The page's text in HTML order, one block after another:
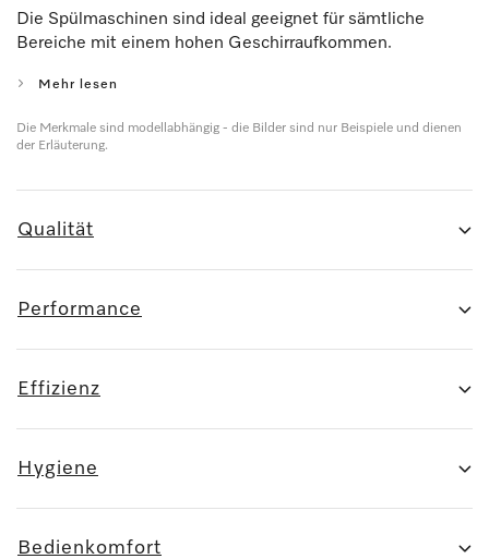
Die Spülmaschinen sind ideal geeignet für sämtliche
Bereiche mit einem hohen Geschirraufkommen.
Mehr lesen
Die Merkmale sind modellabhängig - die Bilder sind nur Beispiele und dienen
der Erläuterung.
Qualität
Performance
Effizienz
Hygiene
Bedienkomfort